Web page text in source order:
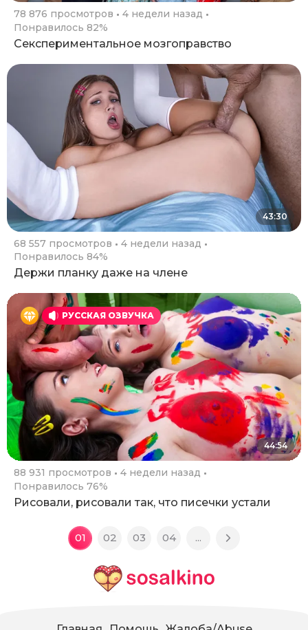
78 876 просмотров
4 недели назад
Понравилось 82%
Секспериментальное мозгоправство
43:30
68 557 просмотров
4 недели назад
Понравилось 84%
Держи планку даже на члене
РУССКАЯ ОЗВУЧКА
44:54
88 931 просмотров
4 недели назад
Понравилось 76%
Рисовали, рисовали так, что писечки устали
01 02 03 04 ...